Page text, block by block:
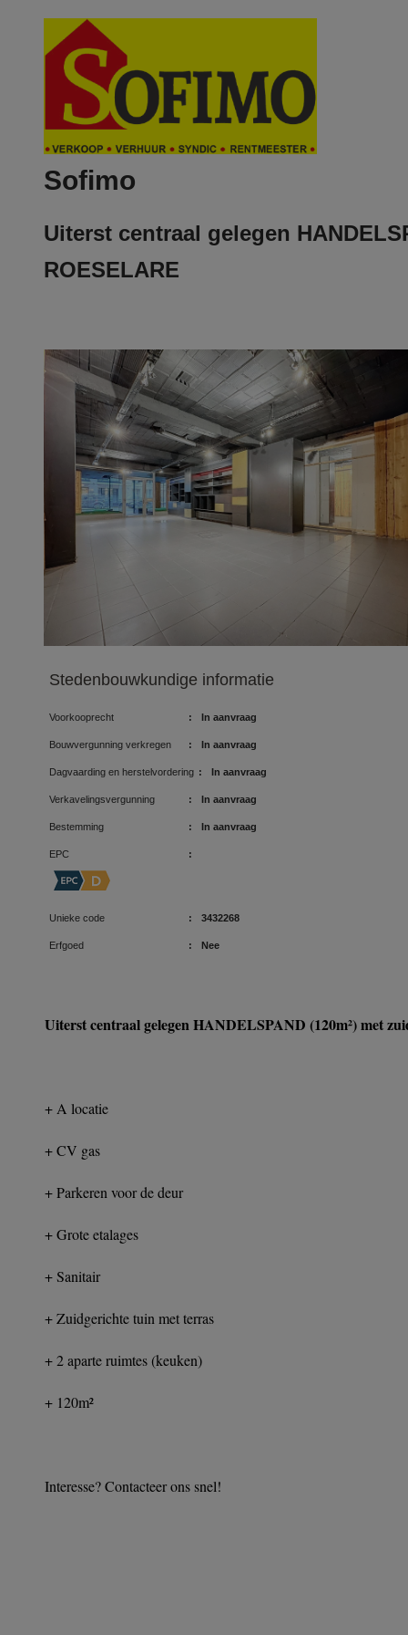
Sofimo
Uiterst centraal gelegen
ROESELARE
Stedenbouwkundige informatie
Voorkooprecht : In aanvraag
Bouwvergunning verkregen : In aanvraag
Dagvaarding en herstelvordering : In aanvraag
Verkavelingsvergunning : In aanvraag
Bestemming : In aanvraag
EPC :
Unieke code : 3432268
Erfgoed : Nee
Uiterst centraal gelegen HANDELSPAND (120m²) met
+ A locatie
+ CV gas
+ Parkeren voor de deur
+ Grote etalages
+ Sanitair
+ Zuidgerichte tuin met terras
+ 2 aparte ruimtes (keuken)
+ 120m²
Interesse? Contacteer ons snel!